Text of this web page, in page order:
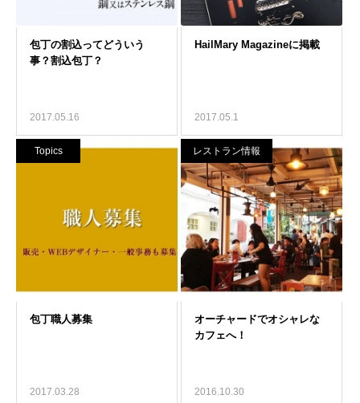
2017.05.16 2017.05.1
Topics
2017.03.28
レストラン情報
2016.10.30